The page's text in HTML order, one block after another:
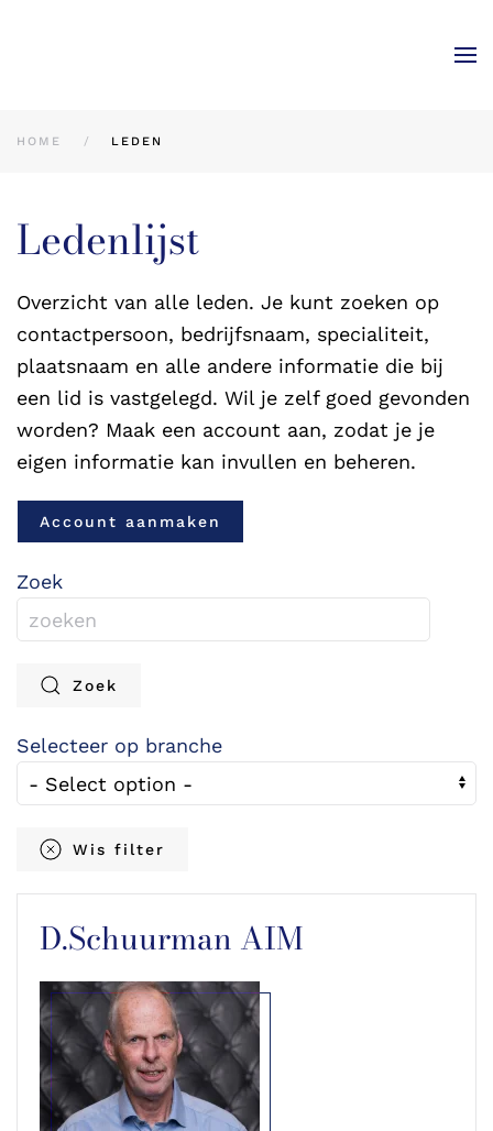
HOME LEDEN
Ledenlijst
Overzicht van alle leden. Je kunt zoeken op
contactpersoon, bedrijfsnaam, specialiteit,
plaatsnaam en alle andere informatie die bij
een lid is vastgelegd. Wil je zelf goed gevonden
worden? Maak een account aan, zodat je je
eigen informatie kan invullen en beheren.
Account aanmaken
Zoek
Zoek
Selecteer op branche
Wis filter
D.Schuurman AIM